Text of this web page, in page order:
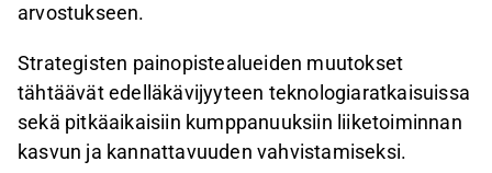
arvostukseen.
Strategisten painopistealueiden muutokset
tähtäävät edelläkävijyyteen teknologiaratkaisuissa
sekä pitkäaikaisiin kumppanuuksiin liiketoiminnan
kasvun ja kannattavuuden vahvistamiseksi.